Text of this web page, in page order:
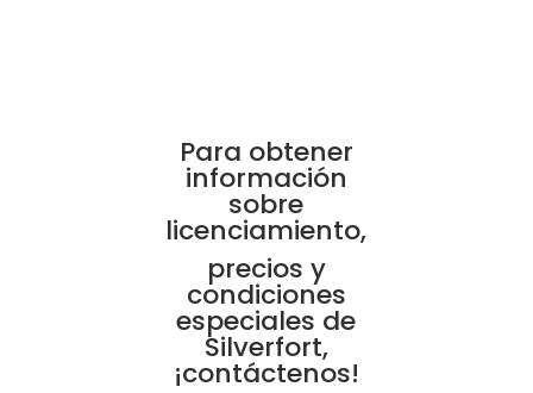
Para obtener
información
sobre
licenciamiento,
precios y
condiciones
especiales de
Silverfort,
¡contáctenos!